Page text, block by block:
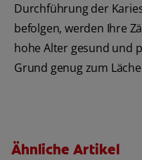
Durchführung der
befolgen, werden Ihre
hohe Alter gesund und
Grund genug zum
Ähnliche Artikel